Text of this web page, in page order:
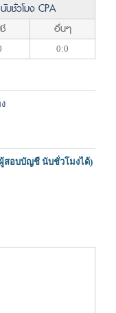
นับชั่วโมง CPA
อื่นๆ
0:0
สอบบัญชี นับชั่วโมงได้)